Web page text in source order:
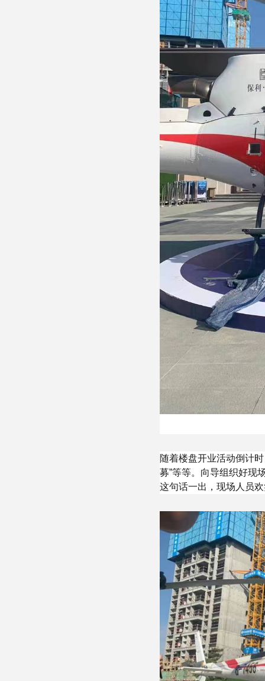
随着楼盘开业活动倒计
募”等等。向导组织好现
这句话一出，现场人员